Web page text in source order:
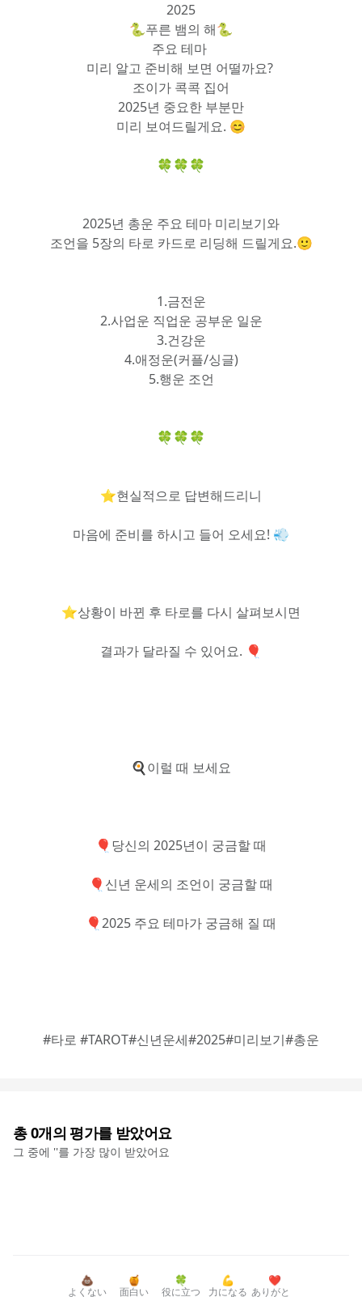
2025
🐍푸른 뱀의 해🐍
주요 테마
미리 알고 준비해 보면 어떨까요?
조이가 콕콕 집어
2025년 중요한 부분만
미리 보여드릴게요. 😊
🍀🍀🍀
2025년 총운 주요 테마 미리보기와
조언을 5장의 타로 카드로 리딩해 드릴게요.🙂
1.금전운
2.사업운 직업운 공부운 일운
3.건강운
4.애정운(커플/싱글)
5.행운 조언
🍀🍀🍀
⭐현실적으로 답변해드리니
마음에 준비를 하시고 들어 오세요! 💨
⭐상황이 바뀐 후 타로를 다시 살펴보시면
결과가 달라질 수 있어요. 🎈
🍳이럴 때 보세요
🎈당신의 2025년이 궁금할 때
🎈신년 운세의 조언이 궁금할 때
🎈2025 주요 테마가 궁금해 질 때
#타로 #TAROT#신년운세#2025#미리보기#총운
총0개의 평가를 받았어요
그 중에 ''를 가장 많이 받았어요
💩
よくない
🍯
面白い
🍀
役に立つ
💪
力になる
❤️
ありがと